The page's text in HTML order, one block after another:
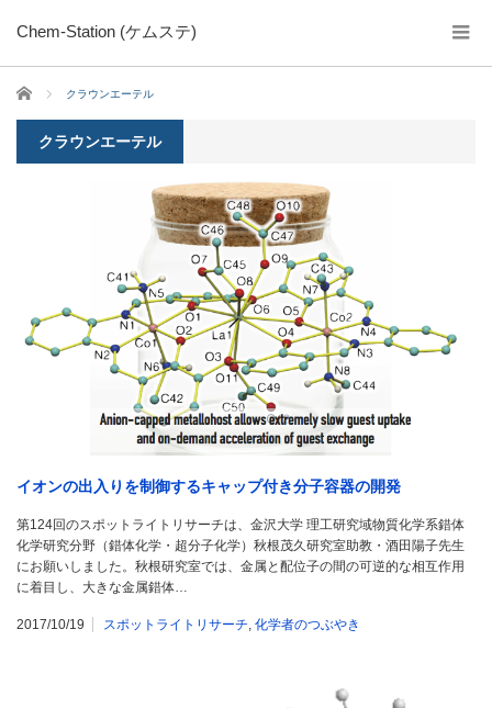
Chem-Station (ケムステ)
ホーム クラウンエーテル
クラウンエーテル
イオンの出入りを制御するキャップ付き分子容器の開発
第124回のスポットライトリサーチは、金沢大学 理工研究域物質化学系錯体
化学研究分野（錯体化学・超分子化学）秋根茂久研究室助教・酒田陽子先生
にお願いしました。秋根研究室では、金属と配位子の間の可逆的な相互作用
に着目し、大きな金属錯体…
2017/10/19 スポットライトリサーチ, 化学者のつぶやき